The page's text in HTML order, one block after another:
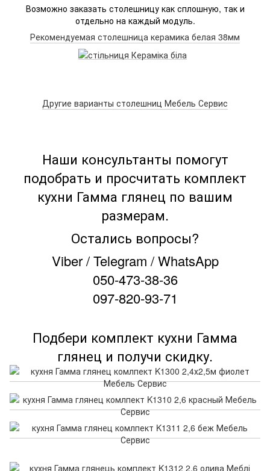
Возможно заказать столешницу как сплошную, так и
отдельно на каждый модуль.
Рекомендуемая столешница керамика белая 38мм
Другие варианты столешниц Мебель Сервис
Наши консультанты помогут
подобрать и просчитать комплект
кухни Гамма глянец по вашим
размерам.
Остались вопросы?
Viber / Telegram / WhatsApp
050-473-38-36
097-820-93-71
Подбери комплект кухни Гамма
глянец и получи скидку.